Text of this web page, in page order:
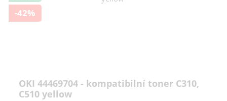
-42%
OKI 44469704 - kompatibilní toner C310,
C510 yellow